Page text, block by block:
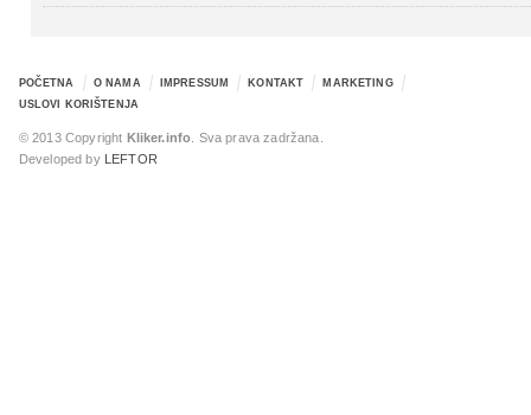
POČETNA O NAMA IMPRESSUM KONTAKT
MARKETING
USLOVI KORIŠTENJA
© 2013 Copyright Kliker.info . Sva prava zadržana.
Developed by
LEFTOR